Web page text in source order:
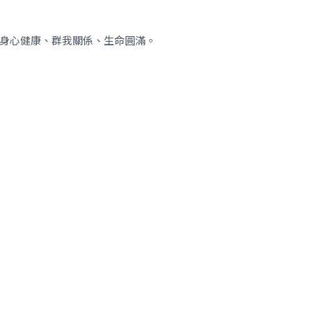
心健康、群我關係、生命圓滿。